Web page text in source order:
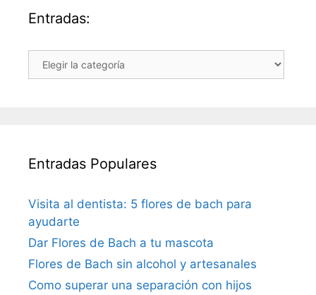
Entradas:
Entradas:
Entradas Populares
Visita al dentista: 5 flores de bach para
ayudarte
Dar Flores de Bach a tu mascota
Flores de Bach sin alcohol y artesanales
Como superar una separación con hijos